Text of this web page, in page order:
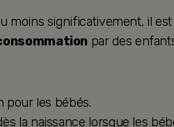
moins significativement, il
par des
pour les bébés.
la naissance lorsque les